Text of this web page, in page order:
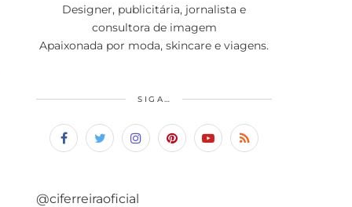
Designer, publicitária, jornalista e
consultora de imagem
Apaixonada por moda, skincare e viagens.
SIGA…
@ciferreiraoficial